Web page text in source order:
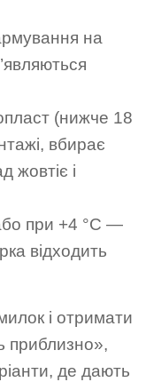
на
(нижче 18
вбирає
жовтіє і
при +4 °C —
відходить
і отримати
приблизно»,
де дають